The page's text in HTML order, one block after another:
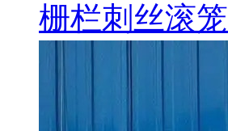
栅栏刺丝滚笼